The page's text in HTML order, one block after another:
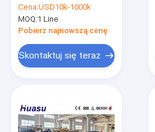
Produkty
z PVC z średnicą rur
32-1600 mm i
wydajnością 500-
Cena:USD10k-1000k
MOQ:1 Line
Pobierz najnowszą cenę
Skontaktuj się teraz